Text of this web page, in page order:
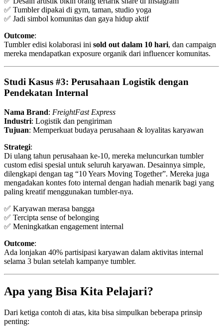
✅ Tumbler dipakai di gym, taman, studio yoga
✅ Jadi simbol komunitas dan gaya hidup aktif
Outcome:
Tumbler edisi kolaborasi ini sold out dalam 10 hari, dan campaign
mereka mendapatkan exposure organik dari influencer komunitas.
Studi Kasus #3: Perusahaan Logistik dengan
Pendekatan Internal
Nama Brand: FreightFast Express
Industri: Logistik dan pengiriman
Tujuan: Memperkuat budaya perusahaan & loyalitas karyawan
Strategi:
Di ulang tahun perusahaan ke-10, mereka meluncurkan tumbler
custom edisi spesial untuk seluruh karyawan. Desainnya simple,
dilengkapi dengan tag “10 Years Moving Together”. Mereka juga
mengadakan kontes foto internal dengan hadiah menarik bagi yang
paling kreatif menggunakan tumbler-nya.
✅ Karyawan merasa bangga
✅ Tercipta sense of belonging
✅ Meningkatkan engagement internal
Outcome:
Ada lonjakan 40% partisipasi karyawan dalam aktivitas internal
selama 3 bulan setelah kampanye tumbler.
Apa yang Bisa Kita Pelajari?
Dari ketiga contoh di atas, kita bisa simpulkan beberapa prinsip
penting: